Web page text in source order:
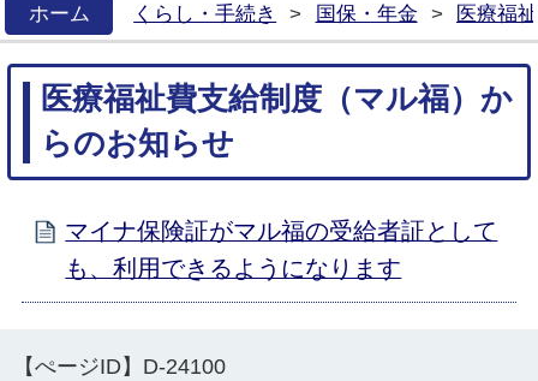
ホーム
くらし・手続き > 国保・年金 > 医療福
医療福祉費支給制度（マル福）か
らのお知らせ
マイナ保険証がマル福の受給者証として
も、利用できるようになります
【ぺージID】 D-24100